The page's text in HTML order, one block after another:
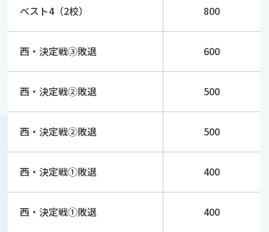
ベスト4（2校） 800
西・決定戦③敗退 600
西・決定戦②敗退 500
西・決定戦②敗退 500
西・決定戦①敗退 400
西・決定戦①敗退 400